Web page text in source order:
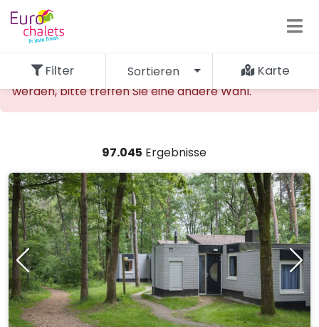
Die gewünschte Unterkunft kann nicht gefunden
werden, bitte treffen Sie eine andere Wahl.
97.045 Ergebnisse
Filter Sortieren Karte